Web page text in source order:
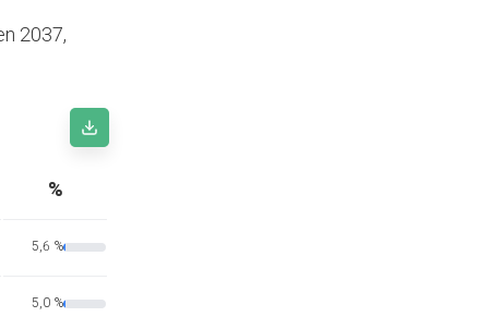
2037,
%
5,6 %
5,0 %